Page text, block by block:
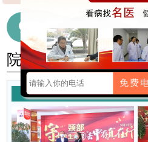
在线咨询医生
院内新闻
守护颈部生命腺 去
免费